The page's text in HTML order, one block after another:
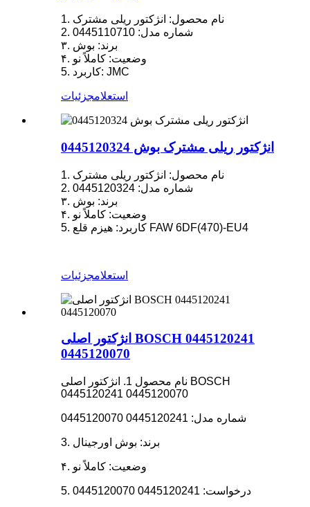
1. نام محصول: انژکتور ریلی مشترک
2. شماره مدل: 0445110710
۳. برند: بوش
۴. وضعیت: کاملاً نو
5. کاربرد: JMC
استعلامجزئیات
انژکتور ریلی مشترک بوش 0445120324
1. نام محصول: انژکتور ریلی مشترک
2. شماره مدل: 0445120324
۳. برند: بوش
۴. وضعیت: کاملاً نو
5. کاربرد: هیزم قلع FAW 6DF(470)-EU4
استعلامجزئیات
انژکتور اصلی BOSCH 0445120241
0445120070
نام محصول 1. انژکتور اصلی BOSCH
0445120241 0445120070
شماره مدل: 0445120241 0445120070
3. برند: بوش اورجینال
۴. وضعیت: کاملاً نو
5. درخواست: 0445120241 0445120070